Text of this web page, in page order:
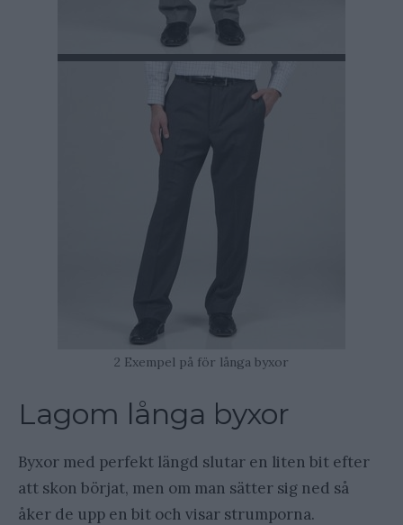
2 Exempel på för långa byxor
Lagom långa byxor
Byxor med perfekt längd slutar en liten bit efter
att skon börjat, men om man sätter sig ned så
åker de upp en bit och visar strumporna.